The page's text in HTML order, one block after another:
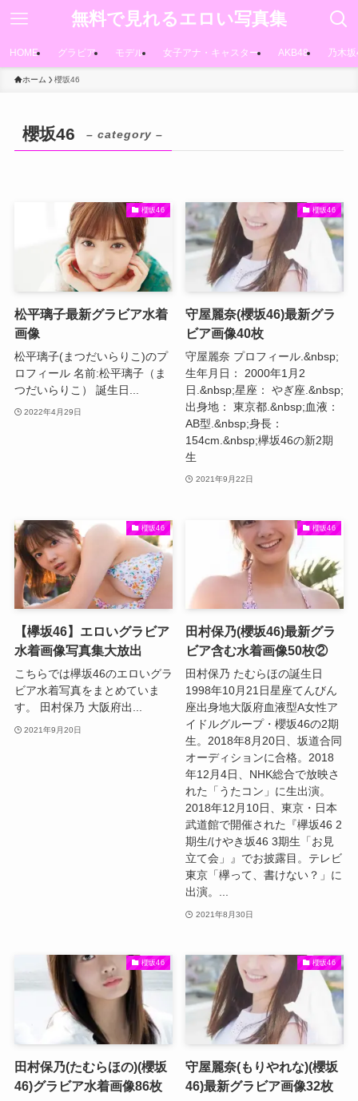
無料で見れるエロい写真集
HOME グラビア モデル 女子アナ・キャスター AKB48 乃木
ホーム 櫻坂46
櫻坂46 – category –
櫻坂46
松平璃子最新グラビア水着
画像
松平璃子(まつだいらりこ)のプ
ロフィール 名前:松平璃子（ま
つだいらりこ） 誕生日...
2022年4月29日
櫻坂46
守屋麗奈(櫻坂46)最新グラ
ビア画像40枚
守屋麗奈 プロフィール.&nbsp;
生年月日： 2000年1月2
日.&nbsp;星座： やぎ座.&nbsp;
出身地： 東京都.&nbsp;血液：
AB型.&nbsp;身長：
154cm.&nbsp;欅坂46の新2期
生
2021年9月22日
櫻坂46
【欅坂46】エロいグラビア
水着画像写真集大放出
こちらでは欅坂46のエロいグラ
ビア水着写真をまとめていま
す。 田村保乃 大阪府出...
2021年9月20日
櫻坂46
田村保乃(櫻坂46)最新グラ
ビア含む水着画像50枚②
田村保乃 たむらほの誕生日
1998年10月21日星座てんびん
座出身地大阪府血液型A女性ア
イドルグループ・櫻坂46の2期
生。2018年8月20日、坂道合同
オーディションに合格。2018
年12月4日、NHK総合で放映さ
れた「うたコン」に生出演。
2018年12月10日、東京・日本
武道館で開催された『欅坂46 2
期生/けやき坂46 3期生「お見
立て会」』でお披露目。テレビ
東京「欅って、書けない？」に
出演。...
2021年8月30日
櫻坂46
田村保乃(たむらほの)(櫻坂
46)グラビア水着画像86枚
櫻坂46
守屋麗奈(もりやれな)(櫻坂
46)最新グラビア画像32枚